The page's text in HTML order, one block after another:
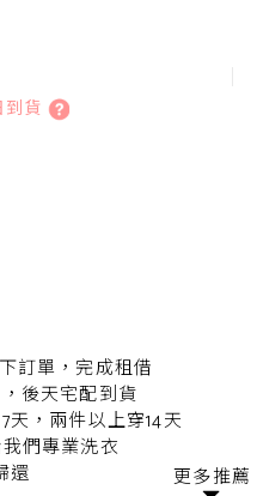
貨
訂單，完成租借
後天宅配到貨
天，兩件以上穿14天
們專業洗衣
還
更多推薦